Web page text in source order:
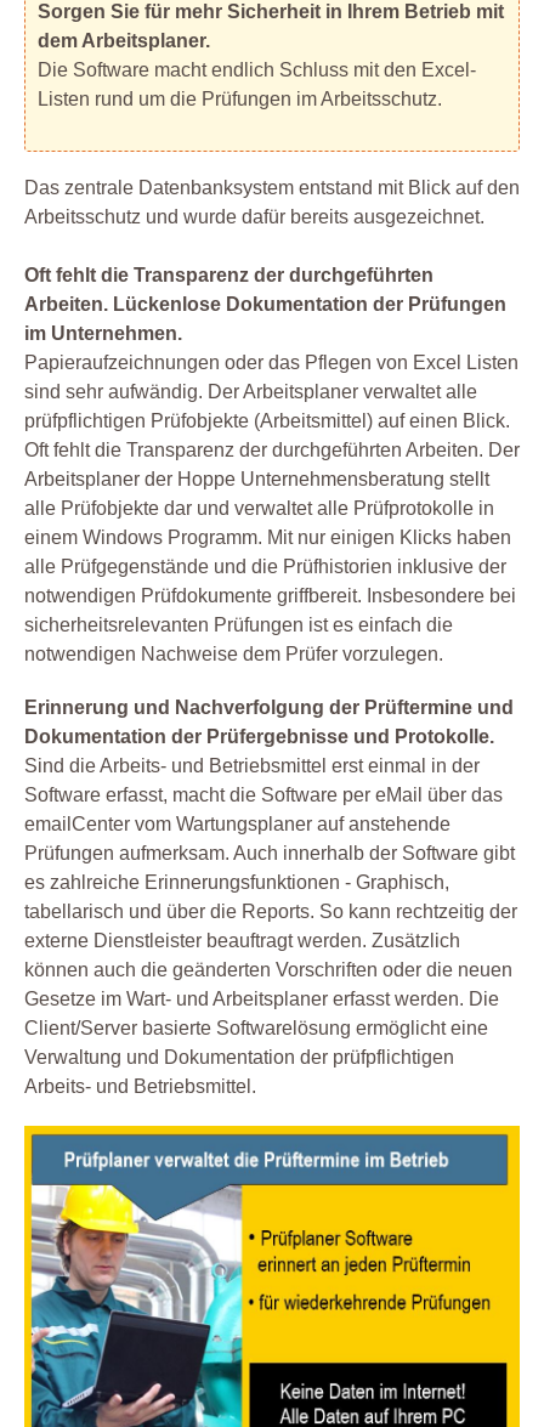
Sorgen Sie für mehr Sicherheit in Ihrem Betrieb mit
dem Arbeitsplaner.
Die Software macht endlich Schluss mit den Excel-
Listen rund um die Prüfungen im Arbeitsschutz.
Das zentrale Datenbanksystem entstand mit Blick auf den
Arbeitsschutz und wurde dafür bereits ausgezeichnet.
Oft fehlt die Transparenz der durchgeführten
Arbeiten. Lückenlose Dokumentation der Prüfungen
im Unternehmen.
Papieraufzeichnungen oder das Pflegen von Excel Listen
sind sehr aufwändig. Der Arbeitsplaner verwaltet alle
prüfpflichtigen Prüfobjekte (Arbeitsmittel) auf einen Blick.
Oft fehlt die Transparenz der durchgeführten Arbeiten. Der
Arbeitsplaner der Hoppe Unternehmensberatung stellt
alle Prüfobjekte dar und verwaltet alle Prüfprotokolle in
einem Windows Programm. Mit nur einigen Klicks haben
alle Prüfgegenstände und die Prüfhistorien inklusive der
notwendigen Prüfdokumente griffbereit. Insbesondere bei
sicherheitsrelevanten Prüfungen ist es einfach die
notwendigen Nachweise dem Prüfer vorzulegen.
Erinnerung und Nachverfolgung der Prüftermine und
Dokumentation der Prüfergebnisse und Protokolle.
Sind die Arbeits- und Betriebsmittel erst einmal in der
Software erfasst, macht die Software per eMail über das
emailCenter vom Wartungsplaner auf anstehende
Prüfungen aufmerksam. Auch innerhalb der Software gibt
es zahlreiche Erinnerungsfunktionen - Graphisch,
tabellarisch und über die Reports. So kann rechtzeitig der
externe Dienstleister beauftragt werden. Zusätzlich
können auch die geänderten Vorschriften oder die neuen
Gesetze im Wart- und Arbeitsplaner erfasst werden. Die
Client/Server basierte Softwarelösung ermöglicht eine
Verwaltung und Dokumentation der prüfpflichtigen
Arbeits- und Betriebsmittel.